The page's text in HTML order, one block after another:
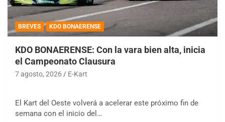
BREVES KDO BONAERENSE
KDO BONAERENSE: Con la vara bien alta, inicia
el Campeonato Clausura
7 agosto, 2026 E-Kart
El Kart del Oeste volverá a acelerar este próximo fin de
semana con el inicio del…